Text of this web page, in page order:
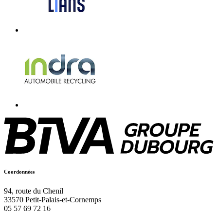
Coordonnées
94, route du Chenil
33570 Petit-Palais-et-Cornemps
05 57 69 72 16